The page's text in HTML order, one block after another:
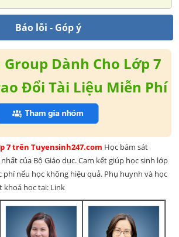
Báo lỗi - Góp ý
Dành Cho Lớp 7
Đổi Tài Liệu Miễn Phí
7 trên Tuyensinh247.com Học bám sát
của Bộ Giáo dục. Cam kết giúp học sinh lớp
nếu học không hiệu quả. Phụ huynh và học
khoá học tại: Link